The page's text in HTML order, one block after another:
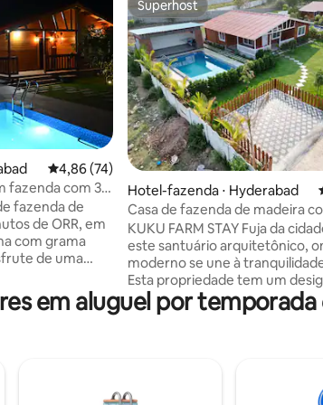
avaliações4,86 de uma avaliação média de 5, 74
4,86 (74)
fazenda com 3
em Moinabad
fazenda de
de ORR, em
com grama
de uma
seguras
Perfeito
O
Superhost
Superhost
Hotel-fazenda ⋅ Hyderabad
Casa de fazenda de madeira
privativa e 3 quartos, sala e
Hyderabad
KUKU FARM STAY Fuja da cidade para
este santuário arquitetônico,
moderno se une à
Esta propriedade tem um
impressionante de telhado de
águas. No coração do espaço
estrelas. Seja relaxando à beira
ou aproveitando o amplo
em aluguel por temporada